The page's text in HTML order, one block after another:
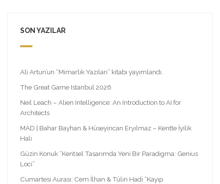
SON YAZILAR
Ali Artun’un “Mimarlık Yazıları” kitabı yayımlandı.
The Great Game Istanbul 2026
Neil Leach – Alien Intelligence: An Introduction to AI for
Architects
MAD | Bahar Bayhan & Hüseyincan Eryılmaz – Kentte İyilik
Hali
Güzin Konuk “Kentsel Tasarımda Yeni Bir Paradigma: Genius
Loci”
Cumartesi Aurası: Cem İlhan & Tülin Hadi “Kayıp